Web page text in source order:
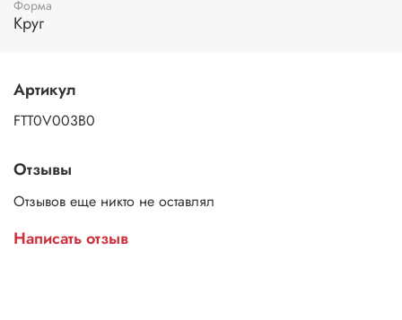
Форма
Круг
Артикул
FTT0V003B0
Отзывы
Отзывов еще никто не оставлял
Написать отзыв